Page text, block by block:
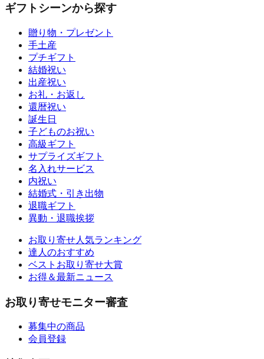
ギフトシーンから探す
贈り物・プレゼント
手土産
プチギフト
結婚祝い
出産祝い
お礼・お返し
還暦祝い
誕生日
子どものお祝い
高級ギフト
サプライズギフト
名入れサービス
内祝い
結婚式・引き出物
退職ギフト
異動・退職挨拶
お取り寄せ人気ランキング
達人のおすすめ
ベストお取り寄せ大賞
お得＆最新ニュース
お取り寄せモニター審査
募集中の商品
会員登録